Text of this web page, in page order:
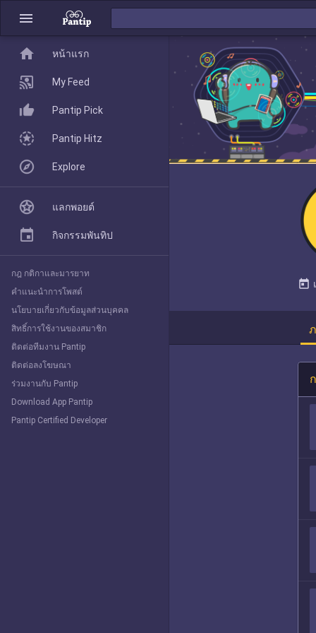
menu
today
home
Pantip Pick
Explore
home หน้าแรก
My Feed
Pantip Pick
Pantip Hitz
Explore
แลกพอยต์
กิจกรรมพันทิป
กฎ กติกาและมารยาท
คำแนะนำการโพสต์
นโยบายเกี่ยวกับข้อมูลส่วนบุคคล
สิทธิ์การใช้งานของสมาชิก
ติดต่อทีมงาน Pantip
ติดต่อลงโฆษณา
ร่วมงานกับ Pantip
Download App Pantip
Pantip Certified Developer